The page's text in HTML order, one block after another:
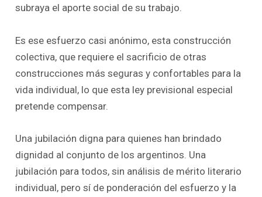
subraya el aporte social de su trabajo.
Es ese esfuerzo casi anónimo, esta construcción
colectiva, que requiere el sacrificio de otras
construcciones más seguras y confortables para la
vida individual, lo que esta ley previsional especial
pretende compensar.
Una jubilación digna para quienes han brindado
dignidad al conjunto de los argentinos. Una
jubilación para todos, sin análisis de mérito literario
individual, pero sí de ponderación del esfuerzo y la